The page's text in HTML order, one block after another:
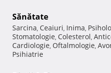
Sănătate
Sarcina, Ceaiuri, Inima,
Stomatologie, Colesterol,
Cardiologie, Oftalmologie,
Psihiatrie